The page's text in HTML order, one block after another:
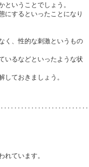
いうことでしょう。
にするといったことになり
く、性的な刺激というもの
いるなどといったような状
ておきましょう。
ています。